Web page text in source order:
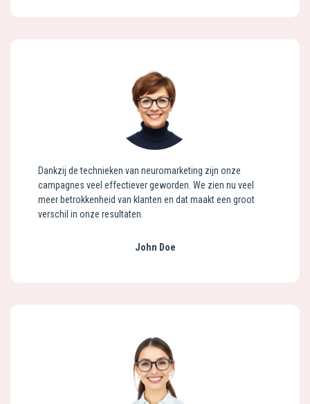
Dankzij de technieken van neuromarketing zijn onze
campagnes veel effectiever geworden. We zien nu veel
meer betrokkenheid van klanten en dat maakt een groot
verschil in onze resultaten.
John Doe